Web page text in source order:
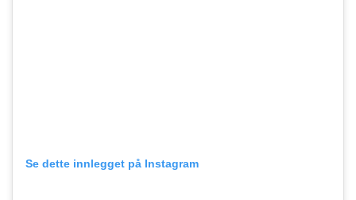
Se dette innlegget på Instagram